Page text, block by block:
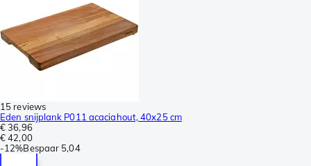
15 reviews
Eden snijplank P011 acaciahout, 40x25 cm
€ 36,96
€ 42,00
-12%Bespaar 5,04